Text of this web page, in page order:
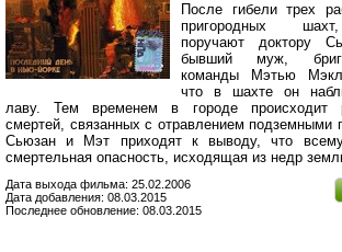
После гибели трех
пригородных
поручают доктору
бывший муж,
команды Мэтью
что в шахте он
лаву. Тем временем в городе происходит
смертей, связанных с отравлением подземными
Сьюзан и Мэт приходят к выводу, что всему
смертельная опасность, исходящая из недр
Дата выхода фильма: 25.02.2006
Дата добавления: 08.03.2015
Последнее обновление: 08.03.2015